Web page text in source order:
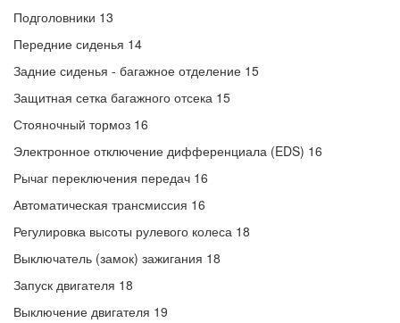
Подголовники 13
Передние сиденья 14
Задние сиденья - багажное отделение 15
Защитная сетка багажного отсека 15
Стояночный тормоз 16
Электронное отключение дифференциала (EDS) 16
Рычаг переключения передач 16
Автоматическая трансмиссия 16
Регулировка высоты рулевого колеса 18
Выключатель (замок) зажигания 18
Запуск двигателя 18
Выключение двигателя 19